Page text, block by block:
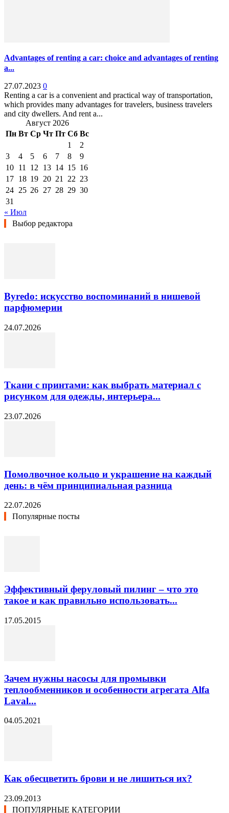
Advantages of renting a car: choice and advantages of renting
a...
27.07.2023 0
Renting a car is a convenient and practical way of transportation,
which provides many advantages for travelers, business travelers
and city dwellers. And rent a...
Август 2026
Пн Вт Ср Чт Пт Сб Вс
1
2
3
4 5 6 7 8
9
10 11 12 13 14 15 16
17 18 19 20 21 22 23
24 25 26 27 28 29 30
31
« Июл
Выбор редактора
Byredo: искусство воспоминаний в нишевой
парфюмерии
24.07.2026
Ткани с принтами: как выбрать материал с
рисунком для одежды, интерьера...
23.07.2026
Помолвочное кольцо и украшение на каждый
день: в чём принципиальная разница
22.07.2026
Популярные посты
Эффективный феруловый пилинг – что это
такое и как правильно использовать...
17.05.2015
Зачем нужны насосы для промывки
теплообменников и особенности агрегата Alfa
Laval...
04.05.2021
Как обесцветить брови и не лишиться их?
23.09.2013
ПОПУЛЯРНЫЕ КАТЕГОРИИ